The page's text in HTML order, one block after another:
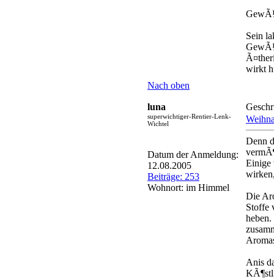
Sein
wirkt
Nach oben
luna
superwichtiger-Rentier-Lenk-
Wichtel
Datum der Anmeldung:
12.08.2005
Beiträge: 253
Wohnort: im Himmel
Denn
Einige
Die
Stoffe
Anis